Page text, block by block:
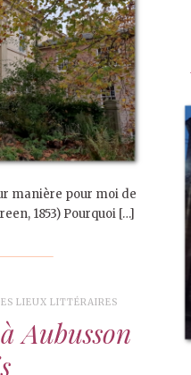
manière pour moi de
1853) Pourquoi […]
LIEUX LITTÉRAIRES
Aubusson